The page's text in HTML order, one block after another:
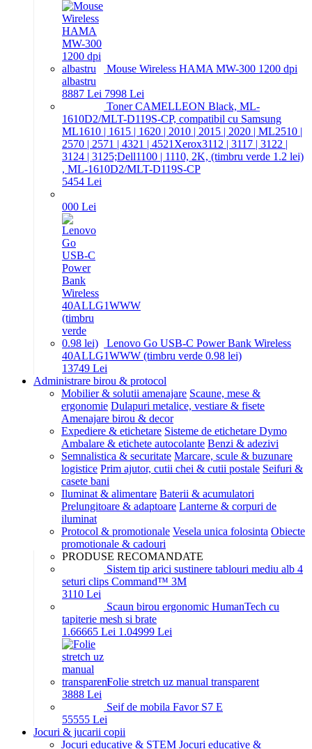
Mouse Wireless HAMA MW-300 1200 dpi
albastru
8887 Lei 7998 Lei
Toner CAMELLEON Black, ML-
1610D2/MLT-D119S-CP, compatibil cu Samsung
ML1610 | 1615 | 1620 | 2010 | 2015 | 2020 | ML2510 |
2570 | 2571 | 4321 | 4521Xerox3112 | 3117 | 3122 |
3124 | 3125;Dell1100 | 1110, 2K, (timbru verde 1.2 lei)
, ML-1610D2/MLT-D119S-CP
5454 Lei
000 Lei
Lenovo Go USB-C Power Bank Wireless
40ALLG1WWW (timbru verde 0.98 lei)
13749 Lei
Administrare birou & protocol
Mobilier & solutii amenajare Scaune, mese &
ergonomie Dulapuri metalice, vestiare & fisete
Amenajare birou & decor
Expediere & etichetare Sisteme de etichetare Dymo
Ambalare & etichete autocolante Benzi & adezivi
Semnalistica & securitate Marcare, scule & buzunare
logistice Prim ajutor, cutii chei & cutii postale Seifuri &
casete bani
Iluminat & alimentare Baterii & acumulatori
Prelungitoare & adaptoare Lanterne & corpuri de
iluminat
Protocol & promotionale Vesela unica folosinta Obiecte
promotionale & cadouri
PRODUSE RECOMANDATE
Sistem tip arici sustinere tablouri mediu alb 4
seturi clips Command™ 3M
3110 Lei
Scaun birou ergonomic HumanTech cu
tapiterie mesh si brate
1.66665 Lei 1.04999 Lei
Folie stretch uz manual transparent
3888 Lei
Seif de mobila Favor S7 E
55555 Lei
Jocuri & jucarii copii
Jocuri educative & STEM Jocuri educative &